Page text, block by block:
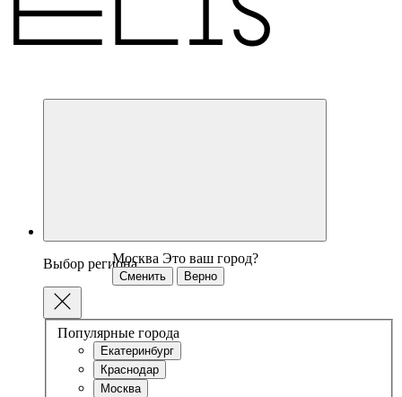
Выбор региона
Популярные города
Екатеринбург
Краснодар
Москва
Москва Это ваш город?
Сменить Верно